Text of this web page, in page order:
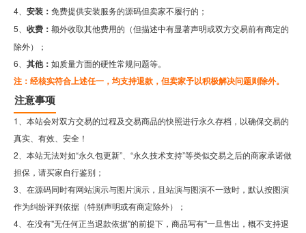
4、 安装： 免费提供安装服务的源码但卖家不履行的；
5、 收费： 额外收取其他费用的（但描述中有显著声明或双方交易前有商定的
除外）；
6、 其他： 如质量方面的硬性常规问题等。
注：经核实符合上述任一，均支持退款，但卖家予以积极解决问题则除外。
注意事项
1、本站会对双方交易的过程及交易商品的快照进行永久存档，以确保交易的
真实、有效、安全！
2、本站无法对如“永久包更新”、“永久技术支持”等类似交易之后的商家承诺做
担保，请买家自行鉴别；
3、在源码同时有网站演示与图片演示，且站演与图演不一致时，默认按图演
作为纠纷评判依据（特别声明或有商定除外）；
4、在没有"无任何正当退款依据"的前提下，商品写有"一旦售出，概不支持退